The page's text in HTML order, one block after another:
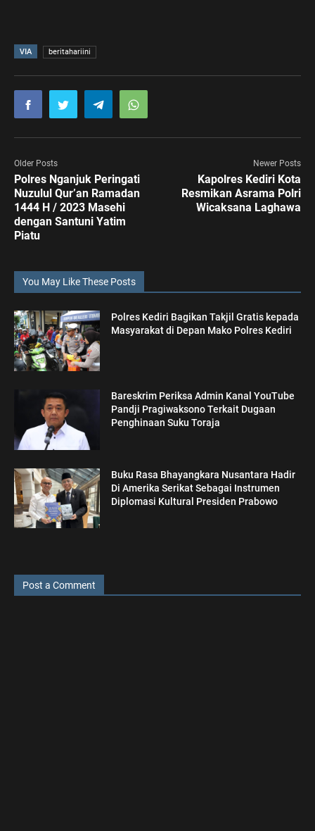
VIA beritahariini
Older Posts
Polres Nganjuk Peringati
Nuzulul Qur’an Ramadan
1444 H / 2023 Masehi
dengan Santuni Yatim
Piatu
Newer Posts
Kapolres Kediri Kota
Resmikan Asrama Polri
Wicaksana Laghawa
You May Like These Posts
Polres Kediri Bagikan Takjil Gratis kepada
Masyarakat di Depan Mako Polres Kediri
Bareskrim Periksa Admin Kanal YouTube
Pandji Pragiwaksono Terkait Dugaan
Penghinaan Suku Toraja
Buku Rasa Bhayangkara Nusantara Hadir
Di Amerika Serikat Sebagai Instrumen
Diplomasi Kultural Presiden Prabowo
Post a Comment